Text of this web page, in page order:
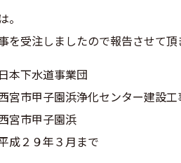
。
を受注しましたので報告させて頂
本下水道事業団
宮市甲子園浜浄化センター建設工
宮市甲子園浜
２９年３月まで